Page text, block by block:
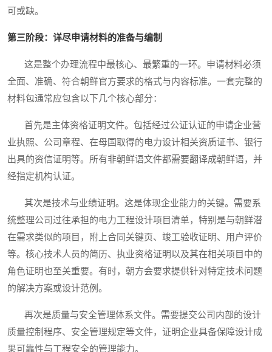
可或缺。
第三阶段：详尽申请材料的准备与编制
这是整个办理流程中最核心、最繁重的一环。申请材料必须
全面、准确、符合朝鲜官方要求的格式与内容标准。一套完整的
材料包通常应包含以下几个核心部分：
首先是主体资格证明文件。包括经过公证认证的申请企业营
业执照、公司章程、在母国取得的电力设计相关资质证书、银行
出具的资信证明等。所有非朝鲜语文件都需要翻译成朝鲜语，并
经指定机构认证。
其次是技术与业绩证明。这是体现企业能力的关键。需要系
统整理公司过往承担的电力工程设计项目清单，特别是与朝鲜潜
在需求类似的项目，附上合同关键页、竣工验收证明、用户评价
等。核心技术人员的简历、执业资格证明以及其在相关项目中的
角色证明也至关重要。有时，朝方会要求提供针对特定技术问题
的解决方案或设计范例。
再次是质量与安全管理体系文件。需要提交公司内部的设计
质量控制程序、安全管理规定等文件，证明企业具备保障设计成
果可靠性与工程安全的管理能力。